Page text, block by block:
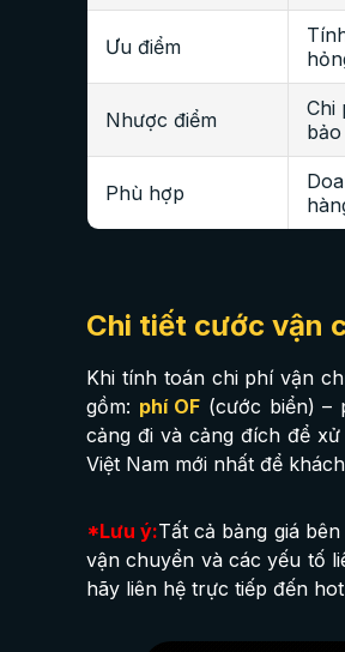
Ưu điểm
Nhược điểm
Chi
Phù hợp
Chi tiết cước vận
Khi tính toán chi phí vận
gồm: phí OF (cước biển) –
cảng đi và cảng đích để
Việt Nam mới nhất để
*Lưu ý:Tất cả bảng giá
vận chuyển và các yếu tố
hãy liên hệ trực tiếp đến